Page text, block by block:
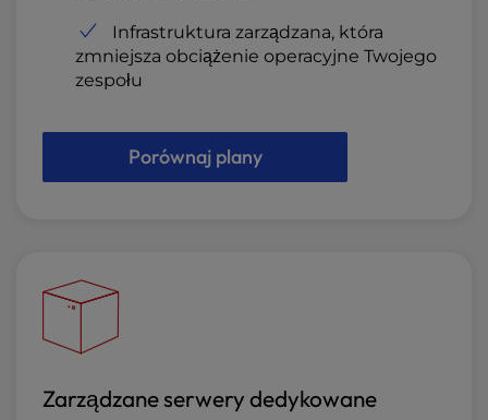
Infrastruktura zarządzana, która
zmniejsza obciążenie operacyjne Twojego
zespołu
Porównaj plany
Zarządzane serwery dedykowane